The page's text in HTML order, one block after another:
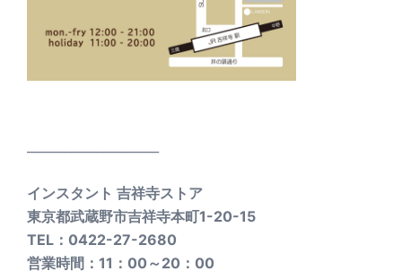
インスタント 吉祥寺ストア
東京都武蔵野市吉祥寺本町1-20-15
TEL：0422-27-2680
営業時間：11：00～20：00